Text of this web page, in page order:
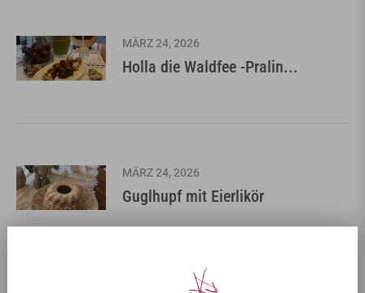
MÄRZ 24, 2026
Holla die Waldfee -Pralin...
MÄRZ 24, 2026
Guglhupf mit Eierlikör